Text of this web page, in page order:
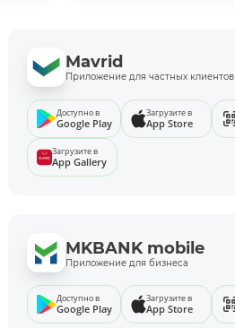
Mavrid
Приложение для частных клиентов
Доступно в
Google Play
Загрузите в
App Store
Загрузите в
App Gallery
MKBANK mobile
Приложение для бизнеса
Доступно в
Google Play
Загрузите в
App Store